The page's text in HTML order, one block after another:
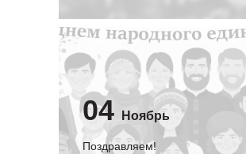
04 Ноябрь
Поздравляем!